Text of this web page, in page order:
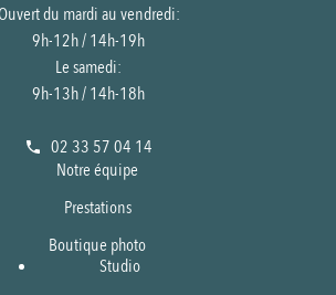
du mardi au vendredi:
9h-12h / 14h-19h
Le samedi:
9h-13h / 14h-18h
02 33 57 04 14
Notre équipe
Prestations
Boutique photo
Studio